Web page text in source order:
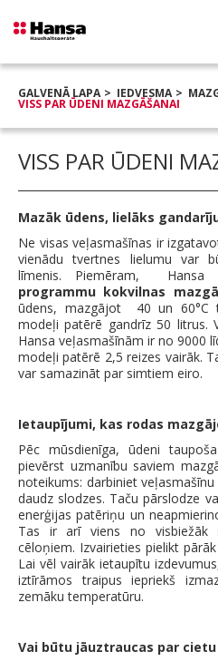
GALVENĀ LAPA IEDVESMA
VISS PAR ŪDENI MAZGĀŠANAI
VISS PAR ŪDENI
Mazāk ūdens, lielāks
Ne visas veļasmašīnas ir
vienādu tvertnes lielumu var
līmenis. Piemēram, Hansa
programmu kokvilnas
ūdens, mazgājot 40 un 60°C
modeļi patērē gandrīz 50 litrus.
Hansa veļasmašīnām ir no 9000
modeļi patērē 2,5 reizes vairāk.
var samazināt par simtiem eiro.
Ietaupījumi, kas rodas
Pēc mūsdienīga, ūdeni
pievērst uzmanību saviem
noteikums: darbiniet
daudz slodzes. Taču pārslodze
enerģijas patēriņu un
Tas ir arī viens no visbiežāk
cēloņiem. Izvairieties pielikt
Lai vēl vairāk ietaupītu
iztīrāmos traipus iepriekš
zemāku temperatūru.
Vai būtu jāuztraucas par cietu